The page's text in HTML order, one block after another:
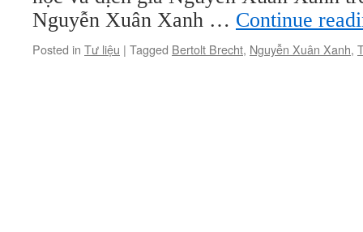
Nguyễn Xuân Xanh … Continue
Posted in Tư liệu | Tagged Bertolt Brecht, Nguyễn Xuân Xanh,